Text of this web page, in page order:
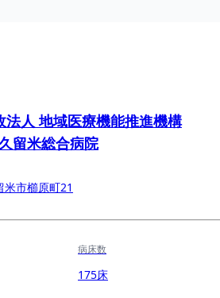
法人 地域医療機能推進機構
留米総合病院
米市櫛原町21
病床数
175床